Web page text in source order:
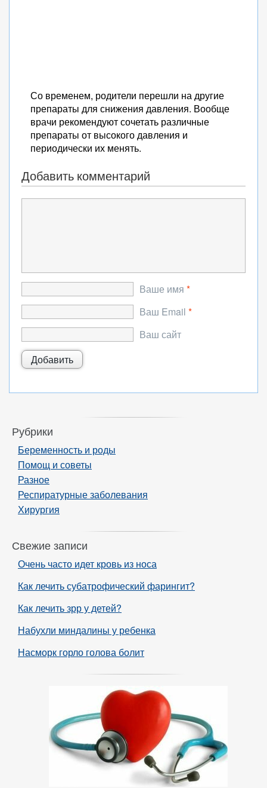
Со временем, родители перешли на другие
препараты для снижения давления. Вообще
врачи рекомендуют сочетать различные
препараты от высокого давления и
периодически их менять.
Добавить комментарий
Ваше имя *
Ваш Email *
Ваш сайт
Рубрики
Беременность и роды
Помощ и советы
Разное
Респиратурные заболевания
Хирургия
Свежие записи
Очень часто идет кровь из носа
Как лечить субатрофический фарингит?
Как лечить зрр у детей?
Набухли миндалины у ребенка
Насморк горло голова болит